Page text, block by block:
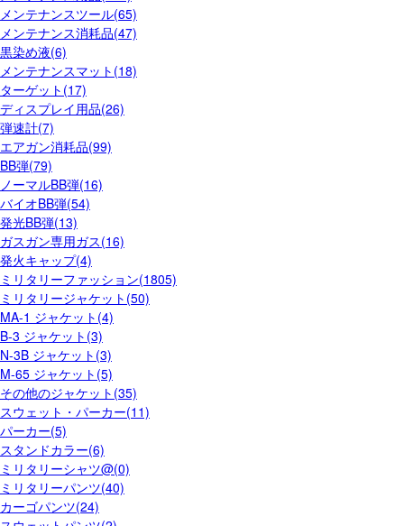
メンテナンスツール(65)
メンテナンス消耗品(47)
黒染め液(6)
メンテナンスマット(18)
ターゲット(17)
ディスプレイ用品(26)
弾速計(7)
エアガン消耗品(99)
BB弾(79)
ノーマルBB弾(16)
バイオBB弾(54)
発光BB弾(13)
ガスガン専用ガス(16)
発火キャップ(4)
ミリタリーファッション(1805)
ミリタリージャケット(50)
MA-1 ジャケット(4)
B-3 ジャケット(3)
N-3B ジャケット(3)
M-65 ジャケット(5)
その他のジャケット(35)
スウェット・パーカー(11)
パーカー(5)
スタンドカラー(6)
ミリタリーシャツ@(0)
ミリタリーパンツ(40)
カーゴパンツ(24)